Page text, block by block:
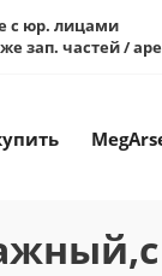
с юр. лицами
зап. частей /